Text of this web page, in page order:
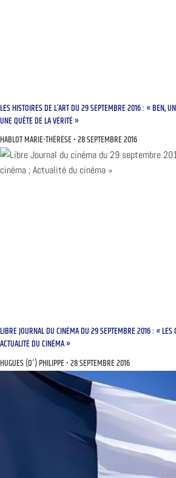
LES HISTOIRES DE L’ART DU 29 SEPTEMBRE 2016 : « BEN,
UNE QUÊTE DE LA VÉRITÉ »
HABLOT MARIE-THÉRÈSE 28 SEPTEMBRE 2016
LIBRE JOURNAL DU CINÉMA DU 29 SEPTEMBRE 2016 : « LES
ACTUALITÉ DU CINÉMA »
HUGUES (D') PHILIPPE 28 SEPTEMBRE 2016